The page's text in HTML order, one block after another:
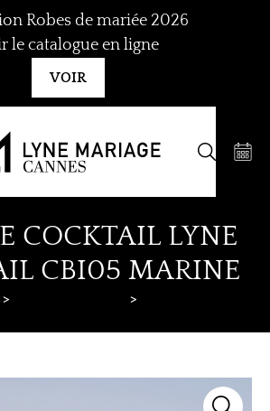
Robes de mariée 2026
le catalogue en ligne
VOIR
COCKTAIL LYNE
CBI05 MARINE